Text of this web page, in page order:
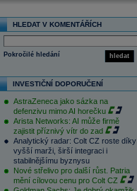
HLEDAT V KOMENTÁŘÍCH
hledat
Pokročilé hledání
INVESTIČNÍ DOPORUČENÍ
AstraZeneca jako sázka na
defenzivu mimo AI horečku
Arista Networks: AI může firmě
zajistit příznivý vítr do zad
Analytický radar: Colt CZ roste díky
vyšší marži, širší integraci i
stabilnějšímu byznysu
Nové střelivo pro další růst. Patria
mění cílovou cenu pro Colt CZ